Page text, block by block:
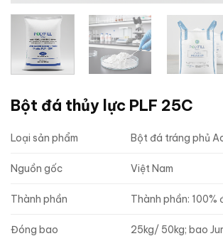
Bột đá thủy lực PLF 25C
Loại sản phẩm Bột đá tráng phủ
Nguồn gốc Việt Nam
Thành phần Thành phần: 100%
Đóng bao 25kg/ 50kg; bao